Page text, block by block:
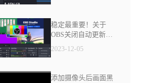
稳定最重要！关于
OBS关闭自动更新的
两个小技巧
2023-12-05
添加摄像头后画面黑